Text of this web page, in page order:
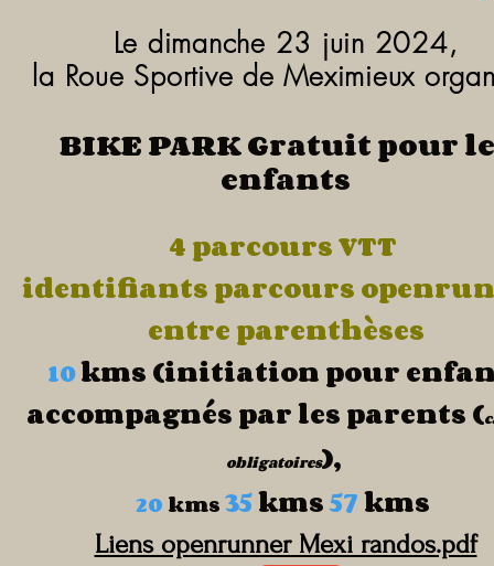
Le dimanche 23 juin 2024,
la Roue Sportive de Meximieux
BIKE PARK Gratuit pour
enfants
4 parcours VTT
identifiants parcours
entre parenthèses
10kms (initiation pour
accompagnés par les parents (
obligatoires),
20 kms35kms57kms
Liens openrunner Mexi randos.pdf